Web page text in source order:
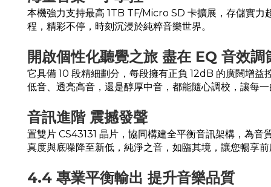
本機強力支持最高 1TB TF/Micro SD 卡擴展，存儲實
程，精彩不停，時刻沉浸於純粹音樂世界。
開啟個性化聽覺之旅 盡在 EQ 音效調
它具備 10 段精細劃分，每段擁有正負 12dB 的廣闊增
低音、透亮高音，還是醇厚中音，都能隨心調校，讓每
音訊進階 震撼發聲
置雙片 CS43131 晶片，協同構建全平衡音訊架構，為
真度與底噪降至新低，純淨之音，如臨其境，讓您暢享
4.4 專業平衡輸出 提升音樂品質